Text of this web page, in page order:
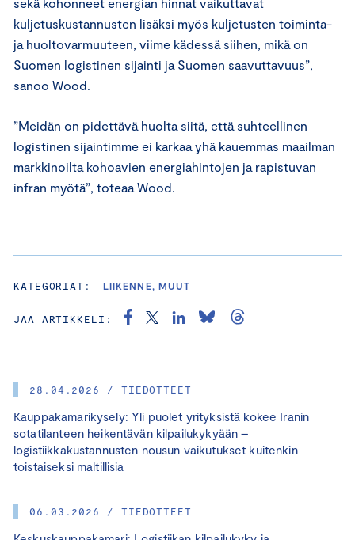
28.04.2026 / TIEDOTTEET
Kauppakamarikysely: Yli puolet yrityksistä kokee Iranin
sotatilanteen heikentävän kilpailukykyään –
logistiikkakustannusten nousun vaikutukset kuitenkin
toistaiseksi maltillisia
06.03.2026 / TIEDOTTEET
kuljetuskustannusten lisäksi myös kuljetusten toiminta-
ja huoltovarmuuteen, viime kädessä siihen, mikä on
Suomen logistinen sijainti ja Suomen saavuttavuus”,
sanoo Wood.
”Meidän on pidettävä huolta siitä, että suhteellinen
logistinen sijaintimme ei karkaa yhä kauemmas maailman
markkinoilta kohoavien energiahintojen ja rapistuvan
infran myötä”, toteaa Wood.
KATEGORIAT: LIIKENNE, MUUT
JAA ARTIKKELI: